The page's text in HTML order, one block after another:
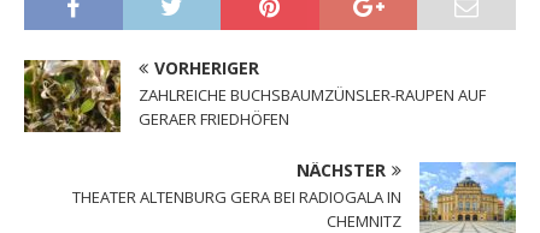
VORHERIGER
ZAHLREICHE BUCHSBAUMZÜNSLER-RAUPEN AUF
GERAER FRIEDHÖFEN
NÄCHSTER
THEATER ALTENBURG GERA BEI RADIOGALA IN
CHEMNITZ